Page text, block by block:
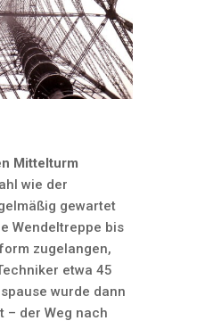
Mittelturm
wie der
gewartet
Wendeltreppe bis
zugelangen,
etwa 45
wurde dann
– der Weg nach